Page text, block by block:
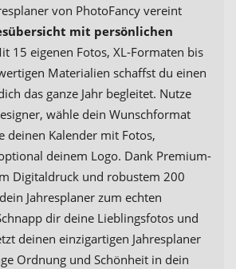
von PhotoFancy vereint
mit persönlichen
15 eigenen Fotos, XL-Formaten bis
Materialien schaffst du einen
das ganze Jahr begleitet. Nutze
wähle dein Wunschformat
deinen Kalender mit Fotos,
deinem Logo. Dank Premium-
Digitaldruck und robustem 200
Jahresplaner zum echten
dir deine Lieblingsfotos und
deinen einzigartigen Jahresplaner
Ordnung und Schönheit in dein